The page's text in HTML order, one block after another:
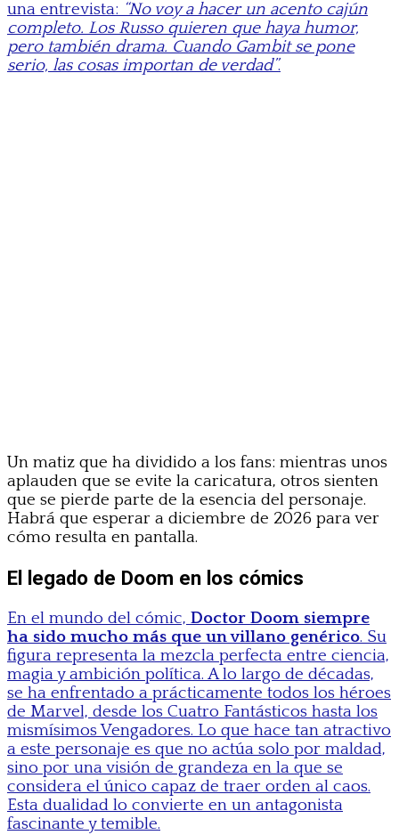
una entrevista: “No voy a hacer un acento cajún
completo. Los Russo quieren que haya humor,
pero también drama. Cuando Gambit se pone
serio, las cosas importan de verdad”.
Un matiz que ha dividido a los fans: mientras unos
aplauden que se evite la caricatura, otros sienten
que se pierde parte de la esencia del personaje.
Habrá que esperar a diciembre de 2026 para ver
cómo resulta en pantalla.
El legado de Doom en los cómics
En el mundo del cómic, Doctor Doom siempre
ha sido mucho más que un villano genérico. Su
figura representa la mezcla perfecta entre ciencia,
magia y ambición política. A lo largo de décadas,
se ha enfrentado a prácticamente todos los héroes
de Marvel, desde los Cuatro Fantásticos hasta los
mismísimos Vengadores. Lo que hace tan atractivo
a este personaje es que no actúa solo por maldad,
sino por una visión de grandeza en la que se
considera el único capaz de traer orden al caos.
Esta dualidad lo convierte en un antagonista
fascinante y temible.